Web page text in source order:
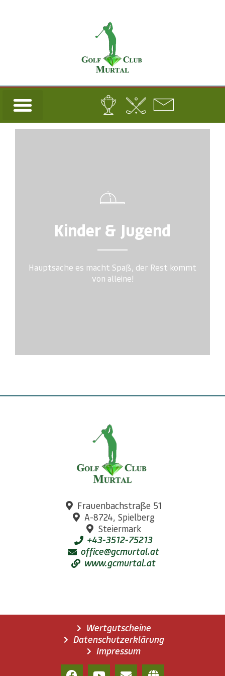
Kinder & Jugend
Hauptsache es macht Spaß, der Rest kommt
von alleine!
Frauenbachstraße 51
A-8724, Spielberg
Steiermark
+43-3512-75213
office@gcmurtal.at
www.gcmurtal.at
Wertgutscheine
Datenschutzerklärung
Impressum